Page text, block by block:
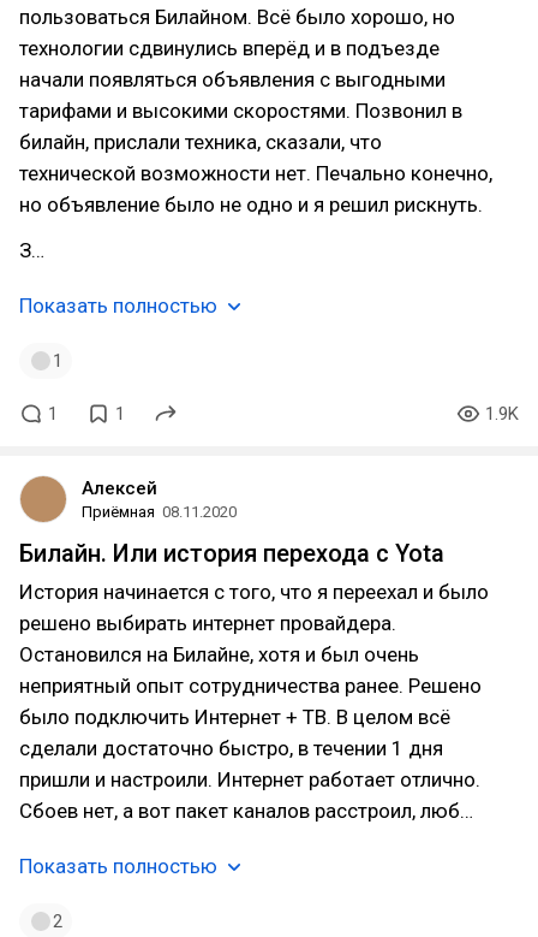
пользоваться Билайном. Всё было хорошо, но
технологии сдвинулись вперёд и в подъезде
начали появляться объявления с выгодными
тарифами и высокими скоростями. Позвонил в
билайн, прислали техника, сказали, что
технической возможности нет. Печально конечно,
но объявление было не одно и я решил рискнуть.
З…
Показать полностью
1
1 1 1.9K
Алексей
Приёмная 08.11.2020
Билайн. Или история перехода с Yota
История начинается с того, что я переехал и было
решено выбирать интернет провайдера.
Остановился на Билайне, хотя и был очень
неприятный опыт сотрудничества ранее. Решено
было подключить Интернет + ТВ. В целом всё
сделали достаточно быстро, в течении 1 дня
пришли и настроили. Интернет работает отлично.
Сбоев нет, а вот пакет каналов расстроил, люб…
Показать полностью
2